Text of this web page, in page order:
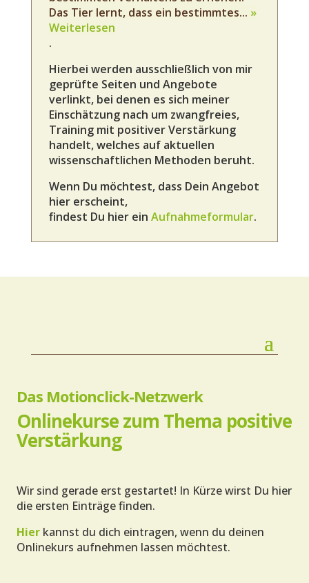
Das Tier lernt, dass ein bestimmtes... »
Weiterlesen
.
Hierbei werden ausschließlich von mir
geprüfte Seiten und Angebote
verlinkt, bei denen es sich meiner
Einschätzung nach um zwangfreies,
Training mit positiver Verstärkung
handelt, welches auf aktuellen
wissenschaftlichen Methoden beruht.
Wenn Du möchtest, dass Dein Angebot
hier erscheint,
findest Du hier ein Aufnahmeformular.
Das Motionclick-Netzwerk
Onlinekurse zum Thema positive
Verstärkung
Wir sind gerade erst gestartet! In Kürze wirst Du hier
die ersten Einträge finden.
Hier kannst du dich eintragen, wenn du deinen
Onlinekurs aufnehmen lassen möchtest.